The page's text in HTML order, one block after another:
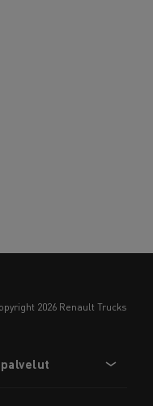
copyright 2026 Renault Trucks